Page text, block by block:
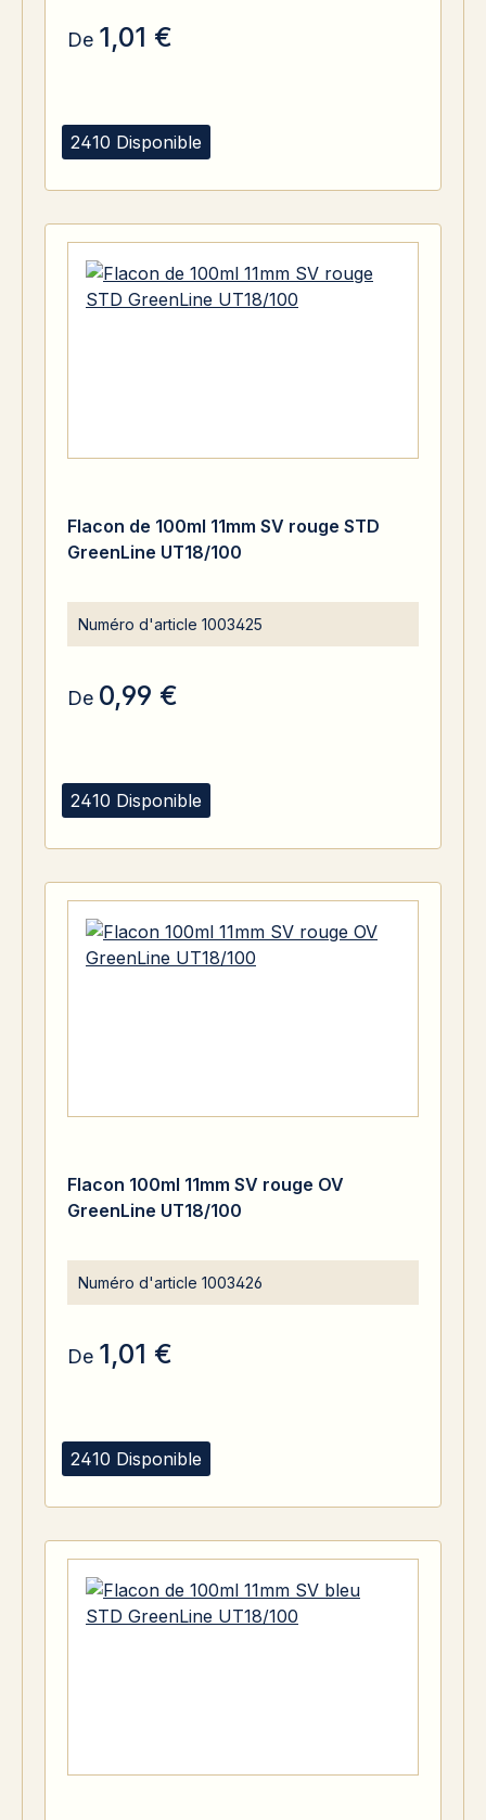
2410 Disponible
De 1,01 €
2410 Disponible
Flacon de 100ml 11mm SV rouge STD
GreenLine UT18/100
Numéro d'article 1003425
De 0,99 €
2410 Disponible
Flacon 100ml 11mm SV rouge OV
GreenLine UT18/100
Numéro d'article 1003426
De 1,01 €